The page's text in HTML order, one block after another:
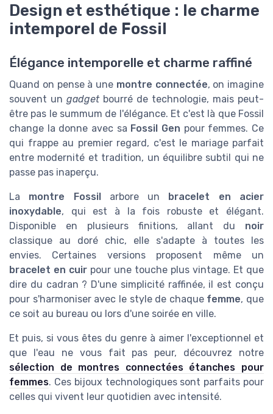
Design et esthétique : le charme
intemporel de Fossil
Élégance intemporelle et charme raffiné
Quand on pense à une montre connectée, on imagine
souvent un gadgetbourré de technologie, mais peut-
être pas le summum de l'élégance. Et c'est là que Fossil
change la donne avec sa Fossil Gen pour femmes. Ce
qui frappe au premier regard, c'est le mariage parfait
entre modernité et tradition, un équilibre subtil qui ne
passe pas inaperçu.
La montre Fossilarbore un bracelet en acier
inoxydable, qui est à la fois robuste et élégant.
Disponible en plusieurs finitions, allant du noir
classique au doré chic, elle s'adapte à toutes les
envies. Certaines versions proposent même un
bracelet en cuir pour une touche plus vintage. Et que
dire du cadran ? D'une simplicité raffinée, il est conçu
pour s'harmoniser avec le style de chaque femme, que
ce soit au bureau ou lors d'une soirée en ville.
Et puis, si vous êtes du genre à aimer l'exceptionnel et
que l'eau ne vous fait pas peur, découvrez notre
sélection de montres connectées étanches pour
femmes. Ces bijoux technologiques sont parfaits pour
celles qui vivent leur quotidien avec intensité.